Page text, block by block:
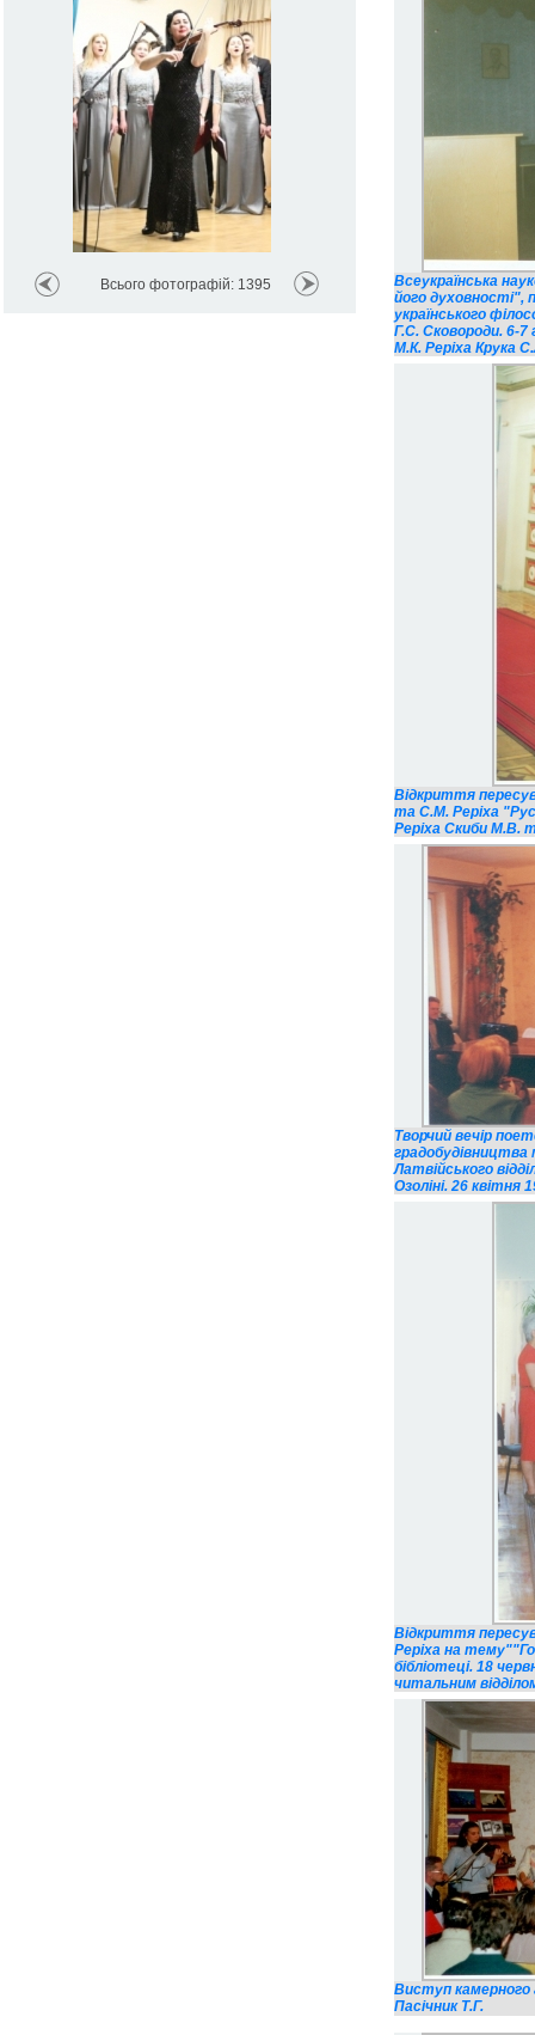
Всього фотографій: 1395
Всеукраїнська
його духовності",
українського
Г.С. Сковороди. 6-
М.К. Реріха Крука
Відкриття
та С.М. Реріха
Реріха Скиби М.В.
Творчий вечір
градобудівництва
Латвійського
Озоліні. 26 квітня
Відкриття
Реріха на
бібліотеці. 18
читальним
Виступ камерного
Пасічник Т.Г.